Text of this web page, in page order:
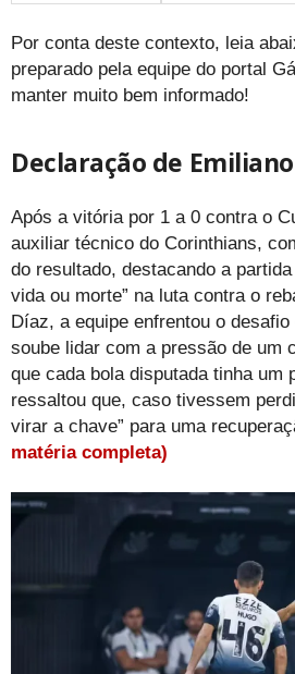
Por conta deste contexto, leia
preparado pela equipe do portal
manter muito bem informado!
Declaração de
Após a vitória por 1 a 0 contra o
auxiliar técnico do Corinthians,
do resultado, destacando a
vida ou morte” na luta contra o
Díaz, a equipe enfrentou o
soube lidar com a pressão de um
que cada bola disputada tinha um
ressaltou que, caso tivessem
virar a chave” para uma
matéria completa)